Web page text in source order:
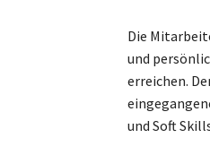
Die
und
erreichen.
und Soft